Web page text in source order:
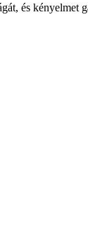
és kényelmet